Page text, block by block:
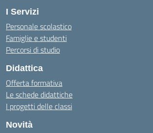
I Servizi
Personale scolastico
Famiglie e studenti
Percorsi di studio
Didattica
Offerta formativa
Le schede didattiche
I progetti delle classi
Novità